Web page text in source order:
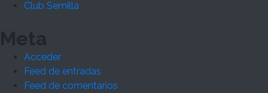
Club Semilla
Meta
Acceder
Feed de entradas
Feed de comentarios